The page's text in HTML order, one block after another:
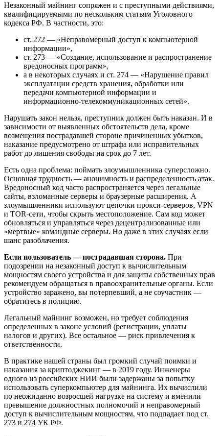
Незаконный майнинг сопряжен и с преступными действиями,
квалифицируемыми по нескольким статьям Уголовного
кодекса РФ. В частности, это:
ст. 272 — «Неправомерный доступ к компьютерной
информации»,
ст. 273 — «Создание, использование и распространение
вредоносных программ»,
а в некоторых случаях и ст. 274 — «Нарушение правил
эксплуатации средств хранения, обработки или
передачи компьютерной информации и
информационно-телекоммуникационных сетей».
Нарушать закон нельзя, преступник должен быть наказан. И в
зависимости от выявленных обстоятельств дела, кроме
возмещения пострадавшей стороне причиненных убытков,
наказание предусмотрено от штрафа или исправительных
работ до лишения свободы на срок до 7 лет.
Есть одна проблема: поймать злоумышленника суперсложно.
Основная трудность — анонимность и распределенность атак.
Вредоносный код часто распространяется через легальные
сайты, взломанные серверы и браузерные расширения. А
злоумышленники используют цепочки прокси-серверов, VPN
и TOR-сети, чтобы скрыть местоположение. Сам код может
обновляться и управляться через децентрализованные или
«мертвые» командные серверы. Но даже в этих случаях если
шанс разоблачения.
Если пользователь — пострадавшая сторона. При
подозрении на незаконный доступ к вычислительным
мощностям своего устройства и для защиты собственных прав
рекомендуем обращаться в правоохранительные органы. Если
устройство заражено, вы потерпевший, а не соучастник —
обратитесь в полицию.
Легальный майнинг возможен, но требует соблюдения
определенных в законе условий (регистрации, уплаты
налогов и других). Все остальное — риск привлечения к
ответственности.
В практике нашей страны был громкий случай поимки и
наказания за криптоджекинг — в 2019 году. Инженеры
одного из российских НИИ были задержаны за попытку
использовать суперкомпьютер для майнинга. Их вычислили
по неожиданно возросшей нагрузке на систему и вменили
превышение должностных полномочий и неправомерный
доступ к вычислительным мощностям, что подпадает под ст.
273 и 274 УК РФ.